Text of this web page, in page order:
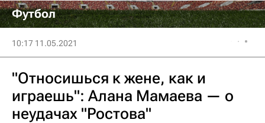
Футбол
10:17 11.05.2021
"Относишься к жене, как и
играешь": Алана Мамаева — о
неудачах "Ростова"